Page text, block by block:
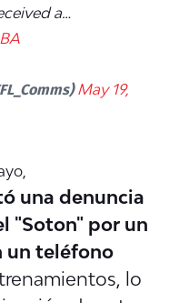
a…
May 19,
una denuncia
"Soton" por un
un teléfono
lo